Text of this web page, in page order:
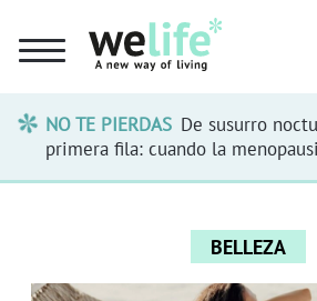
NO TE PIERDAS De susurro
primera fila: cuando la
BELLEZA